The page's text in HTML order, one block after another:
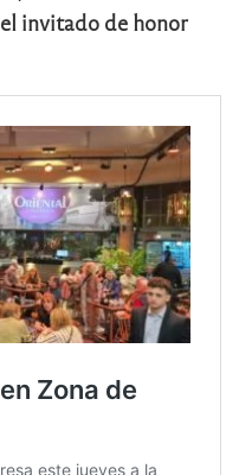
invitado de honor